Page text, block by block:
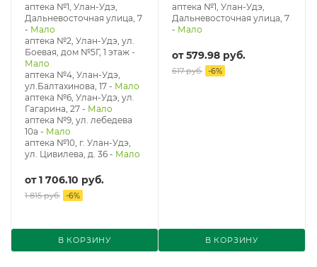
аптека №1, Улан-Удэ,
Дальневосточная улица, 7
- Мало
аптека №2, Улан-Удэ, ул.
Боевая, дом №5Г, 1 этаж -
Мало
аптека №4, Улан-Удэ,
ул.Балтахинова, 17 - Мало
аптека №6, Улан-Удэ, ул.
Гагарина, 27 - Мало
аптека №9, ул. лебедева
10а - Мало
аптека №10, г. Улан-Удэ,
ул. Цивилева, д. 36 - Мало
от1 706.10 руб.
1 815 руб. -6%
В КОРЗИНУ
аптека №1, Улан-Удэ,
Дальневосточная улица, 7
- Мало
от579.98 руб.
617 руб. -6%
В КОРЗИНУ